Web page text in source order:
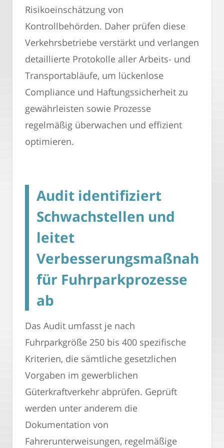
Risikoeinschätzung von
Kontrollbehörden. Daher prüfen diese
Verkehrsbetriebe verstärkt und verlangen
detaillierte Protokolle aller Arbeits- und
Transportabläufe, um lückenlose
Compliance und Haftungssicherheit zu
gewährleisten sowie Prozesse
regelmäßig überwachen und effizient
optimieren.
Audit identifiziert
Schwachstellen und
leitet
für Fuhrparkprozesse
ab
Das Audit umfasst je nach
Fuhrparkgröße 250 bis 400 spezifische
Kriterien, die sämtliche gesetzlichen
Vorgaben im gewerblichen
Güterkraftverkehr abprüfen. Geprüft
werden unter anderem die
Dokumentation von
Fahrerunterweisungen, regelmäßige